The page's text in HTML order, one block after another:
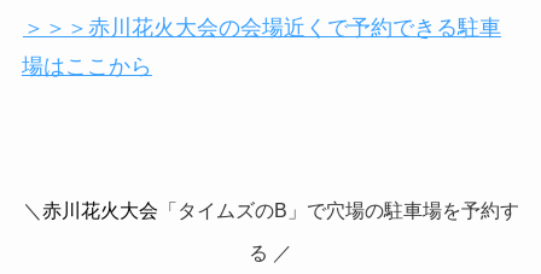
＞＞＞赤川花火大会の会場近くで予約できる駐車
場はここから
＼ 赤川花火大会 「タイムズのB」で穴場の駐車場を予約す
る ／